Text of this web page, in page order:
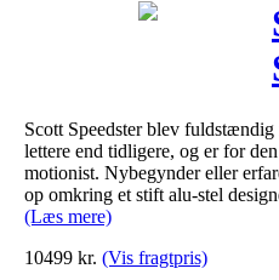
Scott Speedster blev
lettere end tidligere, og er for
motionist. Nybegynder eller
op omkring et stift alu-stel
(Læs mere)
10499 kr. (Vis fragtpris)